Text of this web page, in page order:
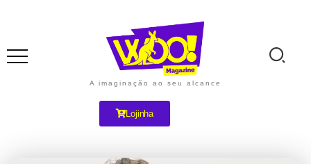
A imaginação ao seu alcance
Lojinha